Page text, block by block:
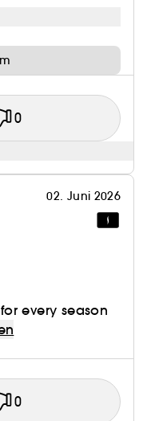
ml, im Vergleich
gemäß der ISO-
0
02. Juni 2026
every season
0